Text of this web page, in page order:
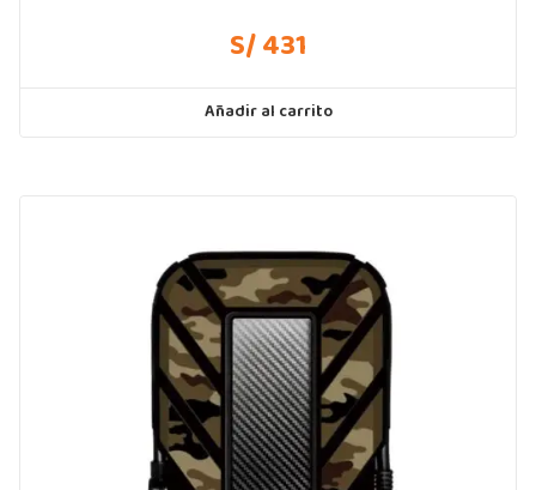
S/ 431
Añadir al carrito